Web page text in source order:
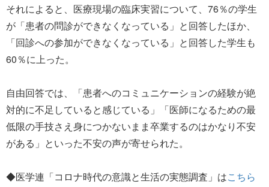
それによると、医療現場の臨床実習について、76％の学生
が「患者の問診ができなくなっている」と回答したほか、
「回診への参加ができなくなっている」と回答した学生も
60％に上った。
自由回答では、「患者へのコミュニケーションの経験が絶
対的に不足していると感じている」「医師になるための最
低限の手技さえ身につかないまま卒業するのはかなり不安
がある」といった不安の声が寄せられた。
◆医学連「コロナ時代の意識と生活の実態調査」はこちら